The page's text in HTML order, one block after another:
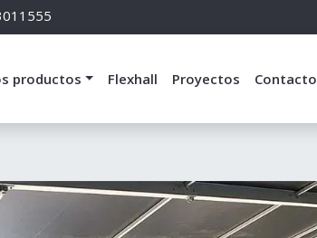
productos Flexhall Proyectos Contacto